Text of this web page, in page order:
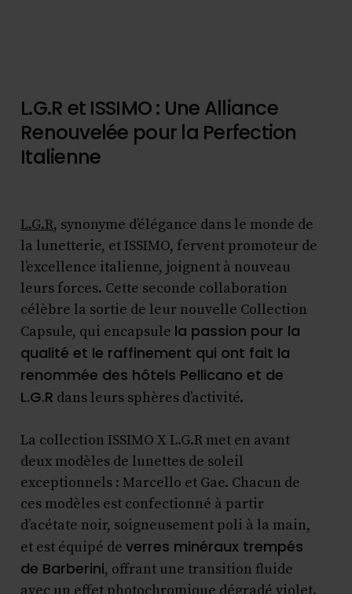
L.G.R et ISSIMO : Une Alliance
Renouvelée pour la Perfection
Italienne
L.G.R, synonyme d’élégance dans le monde de
la lunetterie, et ISSIMO, fervent promoteur de
l’excellence italienne, joignent à nouveau
leurs forces. Cette seconde collaboration
célèbre la sortie de leur nouvelle Collection
Capsule, qui encapsule la passion pour la
qualité et le raffinement qui ont fait la
renommée des hôtels Pellicano et de
L.G.R dans leurs sphères d’activité.
La collection ISSIMO X L.G.R met en avant
deux modèles de lunettes de soleil
exceptionnels : Marcello et Gae. Chacun de
ces modèles est confectionné à partir
d’acétate noir, soigneusement poli à la main,
et est équipé deverres minéraux trempés
de Barberini, offrant une transition fluide